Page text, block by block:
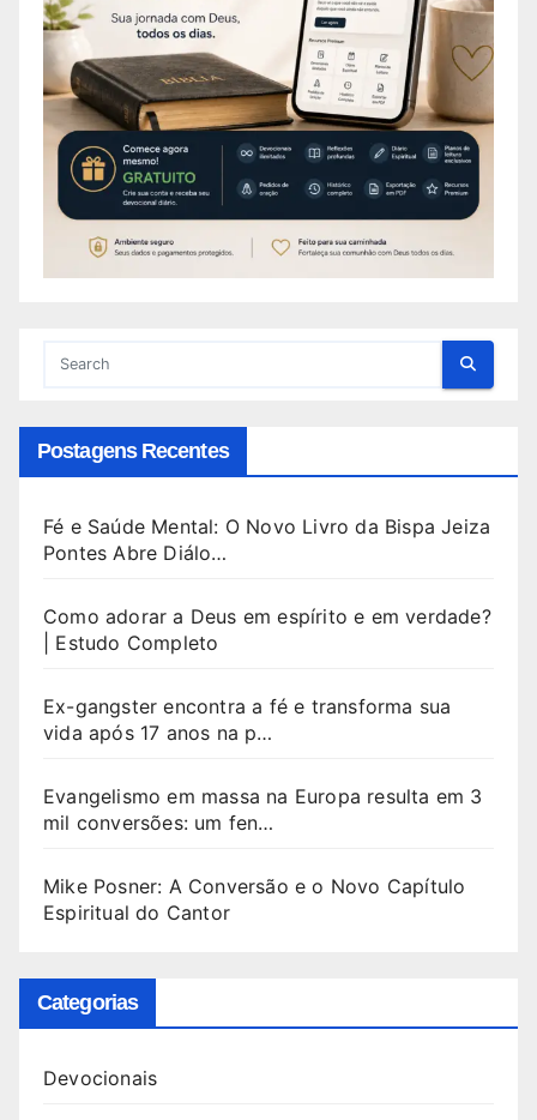
Postagens Recentes
Fé e Saúde Mental: O Novo Livro da Bispa Jeiza
Pontes Abre Diálo…
Como adorar a Deus em espírito e em verdade?
| Estudo Completo
Ex-gangster encontra a fé e transforma sua
vida após 17 anos na p…
Evangelismo em massa na Europa resulta em 3
mil conversões: um fen…
Mike Posner: A Conversão e o Novo Capítulo
Espiritual do Cantor
Categorias
Devocionais